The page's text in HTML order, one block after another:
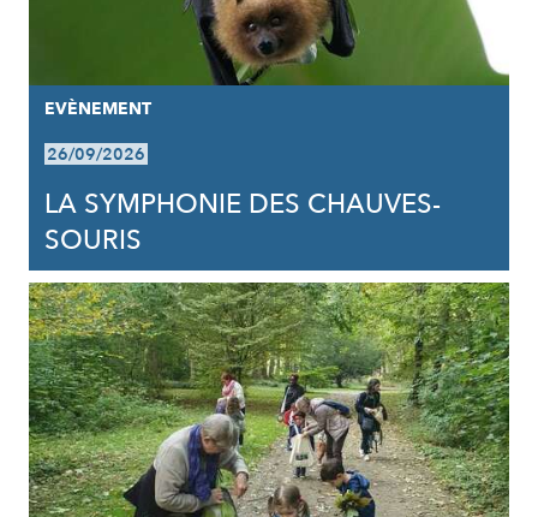
EVÈNEMENT
26/09/2026
LA SYMPHONIE DES CHAUVES-
SOURIS